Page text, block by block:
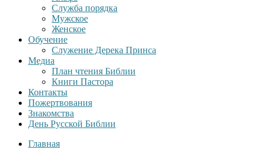
Служба порядка
Мужское
Женское
Обучение
Служение Дерека Принса
Медиа
План чтения Библии
Книги Пастора
Контакты
Пожертвования
Знакомства
День Русской Библии
Главная